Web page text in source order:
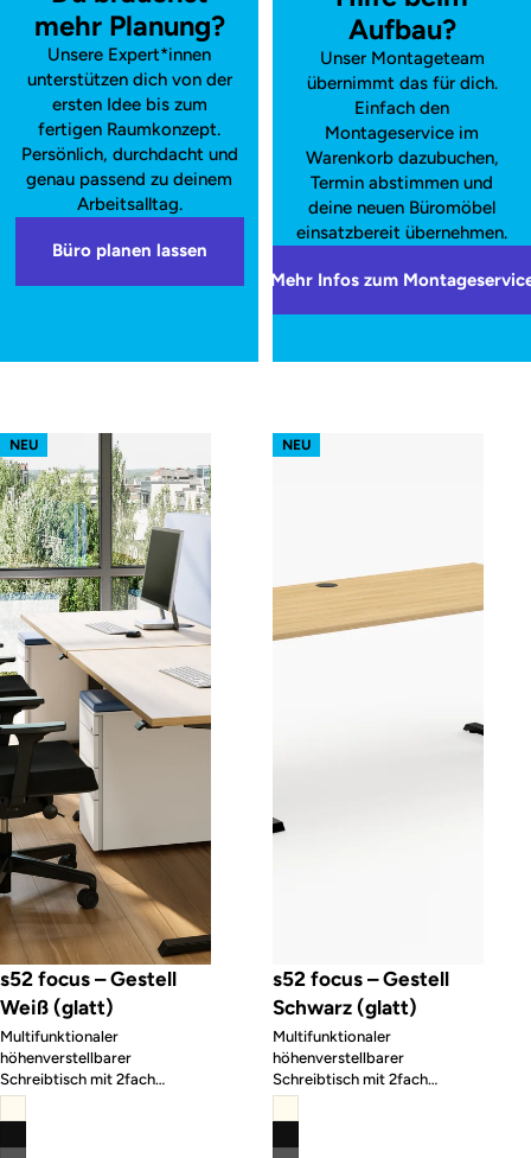
mehr Planung?
Unsere Expert*innen
unterstützen dich von der
ersten Idee bis zum
fertigen Raumkonzept.
Persönlich, durchdacht und
genau passend zu deinem
Arbeitsalltag.
Büro planen lassen
Aufbau?
Unser Montageteam
übernimmt das für dich.
Einfach den
Montageservice im
Warenkorb dazubuchen,
Termin abstimmen und
deine neuen Büromöbel
einsatzbereit übernehmen.
Mehr Infos zum
s52 focus – Gestell Weiß (glatt)
NEU
s52 focus – Gestell
Weiß (glatt)
Multifunktionaler
höhenverstellbarer
Schreibtisch mit 2fach
Memory-Funktion
s52 focus – Gestell Schwarz (glatt)
NEU
s52 focus – Gestell
Schwarz (glatt)
Multifunktionaler
höhenverstellbarer
Schreibtisch mit 2fach
Memory-Funktion